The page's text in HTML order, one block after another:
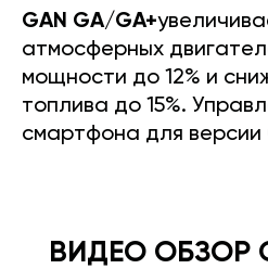
GAN GA/GA+
атмосферных
мощности до 12% и
топлива до 15%.
смартфона для версии
ВИДЕО ОБЗОР